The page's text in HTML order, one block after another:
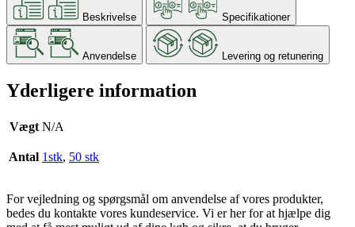
Beskrivelse Specifikationer
Anvendelse Levering og retunering
Yderligere information
Vægt N/A
Antal 1stk, 50 stk
For vejledning og spørgsmål om anvendelse af vores produkter,
bedes du kontakte vores kundeservice. Vi er her for at hjælpe dig